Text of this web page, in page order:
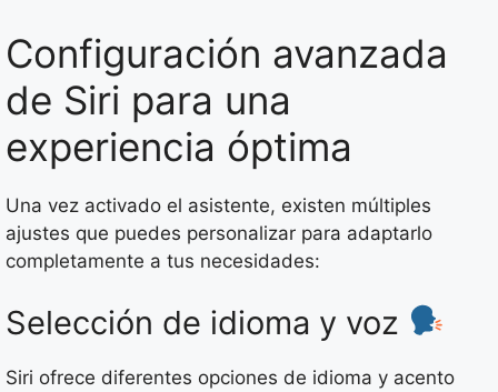
Configuración avanzada
de Siri para una
experiencia óptima
Una vez activado el asistente, existen múltiples
ajustes que puedes personalizar para adaptarlo
completamente a tus necesidades:
Selección de idioma y voz
Siri ofrece diferentes opciones de idioma y acento